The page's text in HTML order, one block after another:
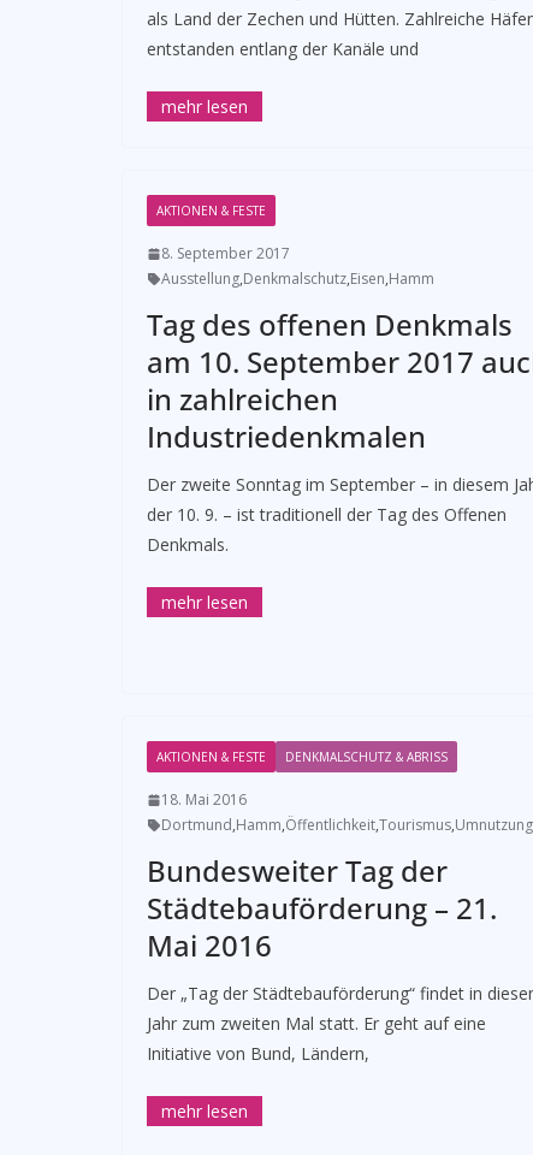
als Land der Zechen und Hütten. Zahlreiche
entstanden entlang der Kanäle und
AKTIONEN & FESTE
8. September 2017
Ausstellung,Denkmalschutz,Eisen,Hamm
Tag des offenen Denkmals
am 10. September 2017
in zahlreichen
Industriedenkmalen
Der zweite Sonntag im September – in diesem
der 10. 9. – ist traditionell der Tag des Offenen
Denkmals.
AKTIONEN & FESTE DENKMALSCHUTZ & ABRISS
18. Mai 2016
Dortmund,Hamm,Öffentlichkeit,Tourismus,Umnutzung
Bundesweiter Tag der
Städtebauförderung – 21.
Mai 2016
Der „Tag der Städtebauförderung“ findet in
Jahr zum zweiten Mal statt. Er geht auf eine
Initiative von Bund, Ländern,